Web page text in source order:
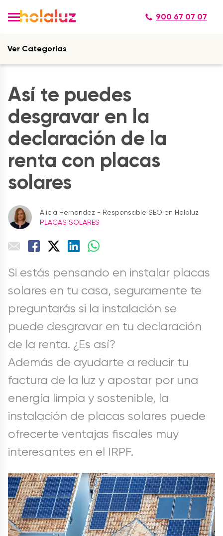
900 67 07 07
Ver Categorías
Así te puedes
desgravar en la
declaración de la
renta con placas
solares
Alicia Hernandez - Responsable SEO en Holaluz
PLACAS SOLARES
Si estás pensando en instalar placas
solares en tu casa, seguramente te
preguntarás si la instalación se
puede desgravar en tu declaración
de la renta. ¿Es así?
Además de ayudarte a reducir tu
factura de la luz y apostar por una
energía limpia y sostenible, la
instalación de placas solares puede
ofrecerte ventajas fiscales muy
interesantes en el IRPF.